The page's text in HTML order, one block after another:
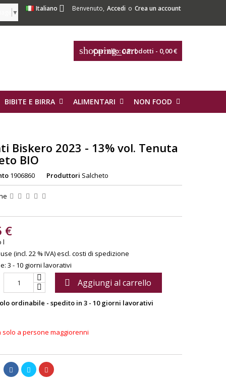
Benvenuto, Accedi o Crea un account
Italiano 
▼
shopping_cart
Carrello:0Prodotti - 0,00 €
BIBITE E BIRRA ALIMENTARI NON FOOD
Biskero 2023 - 13% vol. Tenuta
BIO
1906860 Produttori Salcheto
€
l
(incl. 22 % IVA)escl. costi di spedizione
3 - 10 giorni lavorativi
 Aggiungi al carrello
ordinabile - spedito in 3 - 10 giorni lavorativi
solo a persone maggiorenni